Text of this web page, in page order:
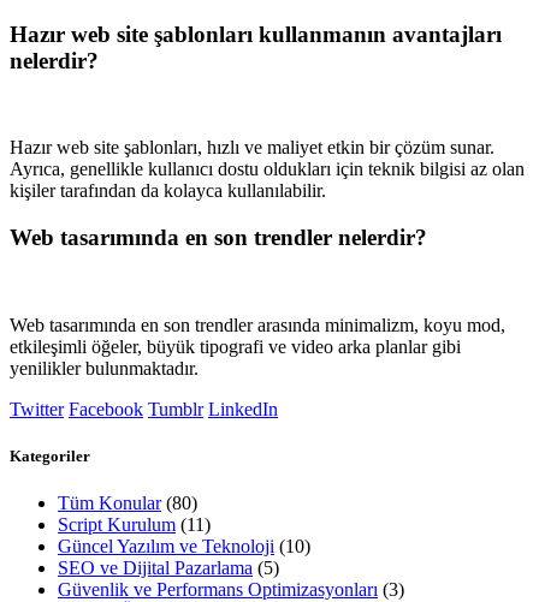
Hazır web site şablonları kullanmanın avantajları
nelerdir?
Hazır web site şablonları, hızlı ve maliyet etkin bir çözüm sunar.
Ayrıca, genellikle kullanıcı dostu oldukları için teknik bilgisi az olan
kişiler tarafından da kolayca kullanılabilir.
Web tasarımında en son trendler nelerdir?
Web tasarımında en son trendler arasında minimalizm, koyu mod,
etkileşimli öğeler, büyük tipografi ve video arka planlar gibi
yenilikler bulunmaktadır.
Twitter Facebook Tumblr LinkedIn
Kategoriler
Tüm Konular (80)
Script Kurulum (11)
Güncel Yazılım ve Teknoloji (10)
SEO ve Dijital Pazarlama (5)
Güvenlik ve Performans Optimizasyonları (3)